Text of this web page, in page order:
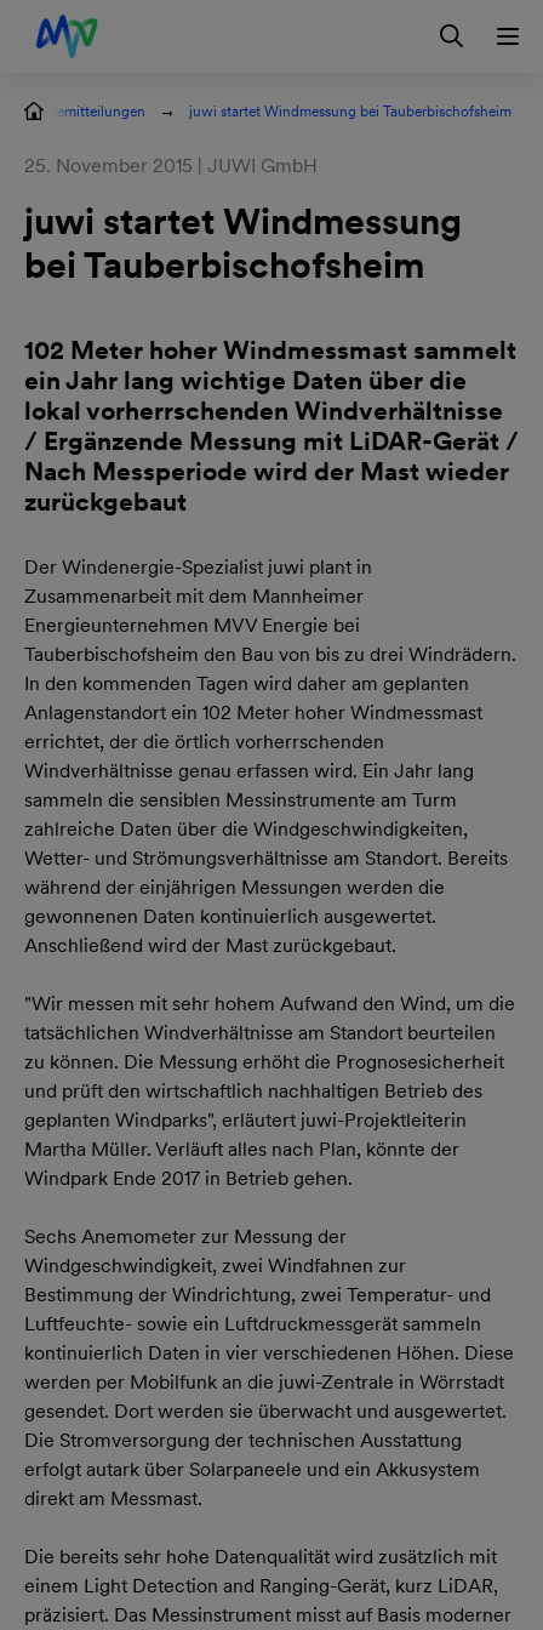
Zur Hauptnavigation springen
Zum Hauptinhalt springen
Zur Footernavigation springen
Kontakt EN Login
Pressemitteilungen juwi startet Windmessung bei Tauberbischofsheim
25. November 2015 | JUWI GmbH
juwi startet Windmessung
bei Tauberbischofsheim
102 Meter hoher Windmessmast sammelt
ein Jahr lang wichtige Daten über die
lokal vorherrschenden Windverhältnisse
/ Ergänzende Messung mit LiDAR-Gerät /
Nach Messperiode wird der Mast wieder
zurückgebaut
Der Windenergie-Spezialist juwi plant in
Zusammenarbeit mit dem Mannheimer
Energieunternehmen MVV Energie bei
Tauberbischofsheim den Bau von bis zu drei Windrädern.
In den kommenden Tagen wird daher am geplanten
Anlagenstandort ein 102 Meter hoher Windmessmast
errichtet, der die örtlich vorherrschenden
Windverhältnisse genau erfassen wird. Ein Jahr lang
sammeln die sensiblen Messinstrumente am Turm
zahlreiche Daten über die Windgeschwindigkeiten,
Wetter- und Strömungsverhältnisse am Standort. Bereits
während der einjährigen Messungen werden die
gewonnenen Daten kontinuierlich ausgewertet.
Anschließend wird der Mast zurückgebaut.
"Wir messen mit sehr hohem Aufwand den Wind, um die
tatsächlichen Windverhältnisse am Standort beurteilen
zu können. Die Messung erhöht die Prognosesicherheit
und prüft den wirtschaftlich nachhaltigen Betrieb des
geplanten Windparks", erläutert juwi-Projektleiterin
Martha Müller. Verläuft alles nach Plan, könnte der
Windpark Ende 2017 in Betrieb gehen.
Sechs Anemometer zur Messung der
Windgeschwindigkeit, zwei Windfahnen zur
Bestimmung der Windrichtung, zwei Temperatur- und
Luftfeuchte- sowie ein Luftdruckmessgerät sammeln
kontinuierlich Daten in vier verschiedenen Höhen. Diese
werden per Mobilfunk an die juwi-Zentrale in Wörrstadt
gesendet. Dort werden sie überwacht und ausgewertet.
Die Stromversorgung der technischen Ausstattung
erfolgt autark über Solarpaneele und ein Akkusystem
direkt am Messmast.
Die bereits sehr hohe Datenqualität wird zusätzlich mit
einem Light Detection and Ranging-Gerät, kurz LiDAR,
präzisiert. Das Messinstrument misst auf Basis moderner